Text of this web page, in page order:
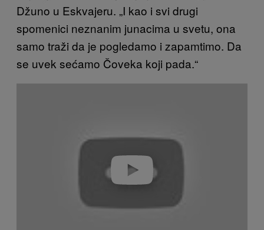
Džuno u Eskvajeru. „I kao i svi drugi
spomenici neznanim junacima u svetu, ona
samo traži da je pogledamo i zapamtimo. Da
se uvek sećamo Čoveka koji pada.“
Play video